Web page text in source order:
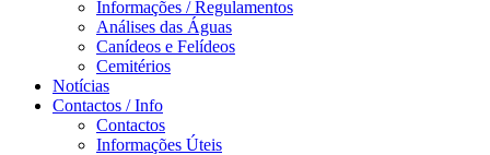
Informações / Regulamentos
Análises das Águas
Canídeos e Felídeos
Cemitérios
Notícias
Contactos / Info
Contactos
Informações Úteis